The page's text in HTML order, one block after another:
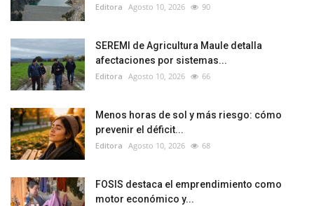
Editora Agosto 10, 2026 90
SEREMI de Agricultura Maule detalla
afectaciones por sistemas...
Editora Agosto 10, 2026 66
Menos horas de sol y más riesgo: cómo
prevenir el déficit...
Editora Agosto 10, 2026 68
FOSIS destaca el emprendimiento como
motor económico y...